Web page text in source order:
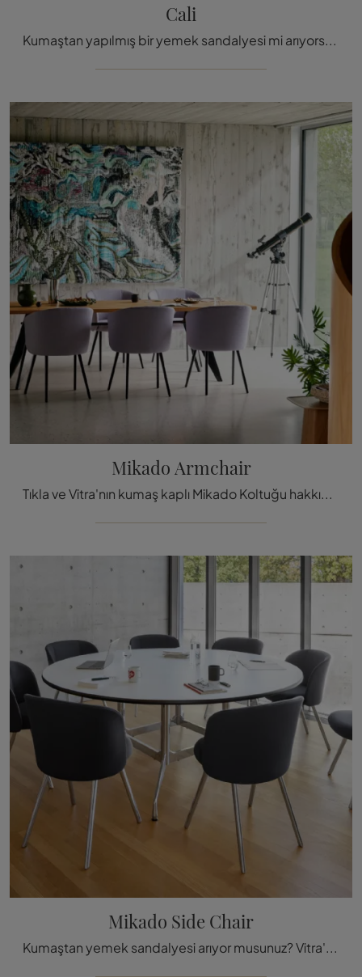
Cali
Kumaştan yapılmış bir yemek sandalyesi mi arıyorsunuz? Ditre Italia'nın Cali modelini keşfetmek için tıklayın ve
Mikado Armchair
Tıkla ve Vitra'nın kumaş kaplı Mikado Koltuğu hakkında daha fazla bilgi edin: en özel modern sabit sandalyeler sen
Mikado Side Chair
Kumaştan yemek sandalyesi arıyor musunuz? Vitra'nın Mikado Side Chair modelini keşfetmek için tıklayın ve mekanlarınızı m